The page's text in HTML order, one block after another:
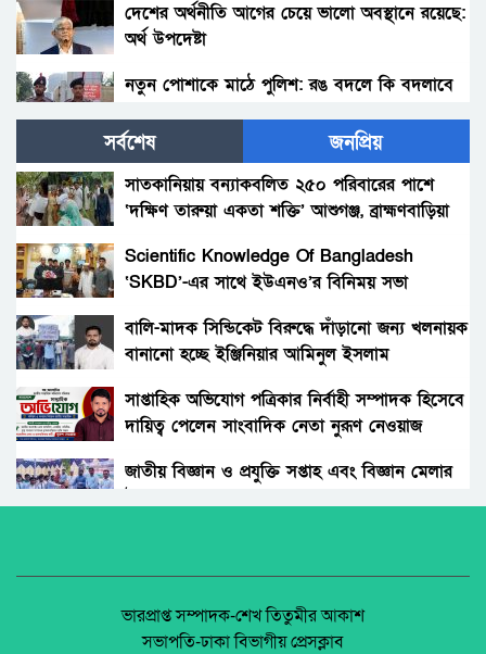
দেশের অর্থনীতি আগের চেয়ে ভালো অবস্থানে রয়েছে:
অর্থ উপদেষ্টা
নতুন পোশাকে মাঠে পুলিশ: রঙ বদলে কি বদলাবে
হাকিমপুরসহ ৪ উপজেলায় বিএনপির এমপি প্রার্থী ডাঃ
জাহিদের ব্যাবস্থাপনায় ফ্রী মেডিকেল ক্যাম্প ও ঔষধ
বিতরণ।
গ্রহন।
দোরগোড়ায় এক নতুন অধ্যায়ের সূচনা।
বিচারকের স্ত্রীকে কুপিয়ে জখম, ছেলেকে হত্যা করল
পরিচিত যুবক।
আওয়ামী’লীগের অবরোধের বিরুদ্ধে কঠোর অবস্থান
ছিলো জামায়াত ইসলামীর।
সর্বশেষ জনপ্রিয়
সাতকানিয়ায় বন্যাকবলিত ২৫০ পরিবারের পাশে
‘দক্ষিণ তারুয়া একতা শক্তি’ আশুগঞ্জ, ব্রাহ্মণবাড়িয়া
Scientific Knowledge Of Bangladesh
‘SKBD’-এর সাথে ইউএনও’র বিনিময় সভা
বালি-মাদক সিন্ডিকেট বিরুদ্ধে দাঁড়ানো জন্য খলনায়ক
বানানো হচ্ছে ইঞ্জিনিয়ার আমিনুল ইসলাম
সাপ্তাহিক অভিযোগ পত্রিকার নির্বাহী সম্পাদক হিসেবে
দায়িত্ব পেলেন সাংবাদিক নেতা নুরূণ নেওয়াজ
জাতীয় বিজ্ঞান ও প্রযুক্তি সপ্তাহ এবং বিজ্ঞান মেলার
জেলা আইন-শৃৃঙ্খলা কমিটির মাসিক সভা অনুষ্ঠিত।
ভারপ্রাপ্ত সম্পাদক-শেখ তিতুমীর আকাশ
সভাপতি-ঢাকা বিভাগীয় প্রেসক্লাব